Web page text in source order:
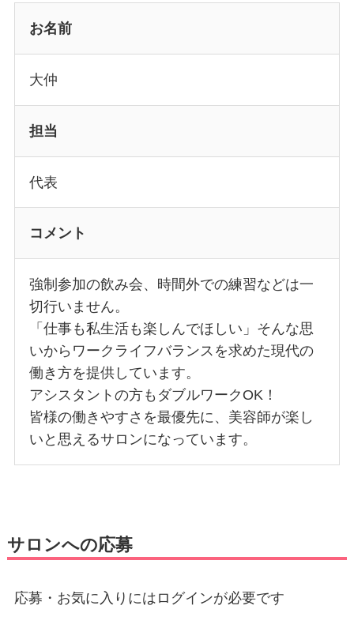
お名前
大仲
担当
代表
コメント
強制参加の飲み会、時間外での練習などは一
切行いません。
「仕事も私生活も楽しんでほしい」そんな思
いからワークライフバランスを求めた現代の
働き方を提供しています。
アシスタントの方もダブルワークOK！
皆様の働きやすさを最優先に、美容師が楽し
いと思えるサロンになっています。
サロンへの応募
応募・お気に入りにはログインが必要です